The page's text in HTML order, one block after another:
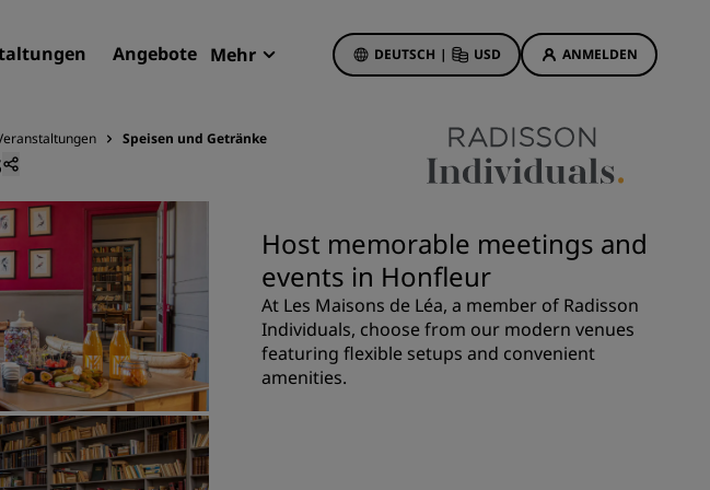
Angebote Mehr
Meine Buchungen
DEUTSCH | USD ANMELDEN
Sie Ihr Hotel
Reiseziele
Apartments
und geplante Hotels
und
Sie Radisson Meetings
Hotelangebote
Bonus für die erste Buchung
Deals of the Day
Im Voraus buchen
Unsere Angebote anzeigen
Speisen und Getränke
Host memorable meetings and
events in Honfleur
At Les Maisons de Léa, a member of Radisson
Individuals, choose from our modern venues
featuring flexible setups and convenient
amenities.